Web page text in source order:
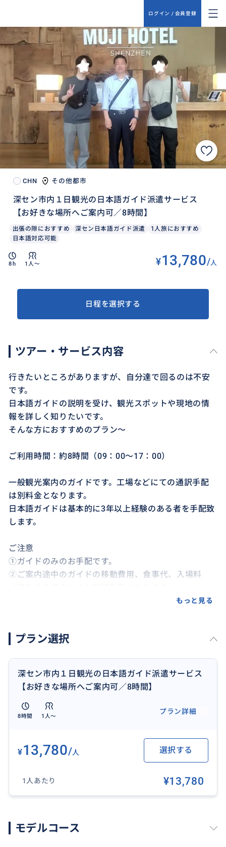
ログイン / 会員登録
CHN その他都市
深セン市内１日観光の日本語ガイド派遣サービス
【お好きな場所へご案内可／8時間】
出張の隙におすすめ 深セン日本語ガイド派遣
1人旅におすすめ
日本語対応可能
8h 1人〜 ¥13,780/人
日程を選択する
ツアー・サービス内容
行きたいところがありますが、自分達で回るのは不安
です。
日本語ガイドの説明を受け、観光スポットや現地の情
報を詳しく知りたいです。
そんな方におすすめのプラン～
ご利用時間：約8時間（09：00～17：00）
一般観光案内のガイドです。工場などにての通訳手配
は別料金となります。
日本語ガイドは基本的に3年以上経験のある者を手配致
します。
ご注意
①ガイドのみのお手配です。
②ご案内途中のガイドの移動費用、食事代、入場料
おすすめ
ベテランガイドとともに、お好きな場所へ自由に回り
もっと見る
プラン選択
深セン市内１日観光の日本語ガイド派遣サービス
【お好きな場所へご案内可／8時間】
8時間 1人〜
プラン詳細
¥13,780/人 選択する
1人あたり ¥13,780
モデルコース